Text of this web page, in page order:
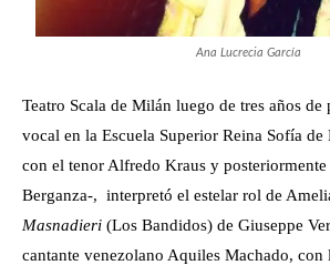
Ana Lucrecia García
Teatro Scala de Milán luego de tres años de
vocal en la Escuela Superior Reina Sofía
con el tenor Alfredo Kraus y posteriormente
Berganza-, interpretó el estelar rol de
Masnadieri (Los Bandidos) de Giuseppe
cantante venezolano Aquiles Machado, con